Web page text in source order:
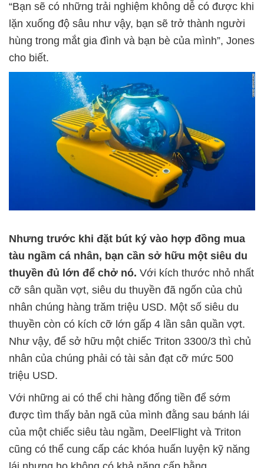
“Bạn sẽ có những trải nghiệm không dễ có được khi
lặn xuống độ sâu như vậy, bạn sẽ trở thành người
hùng trong mắt gia đình và bạn bè của mình”, Jones
cho biết.
Nhưng trước khi đặt bút ký vào hợp đồng mua
tàu ngầm cá nhân, bạn cần sở hữu một siêu du
thuyền đủ lớn để chở nó. Với kích thước nhỏ nhất
cỡ sân quần vợt, siêu du thuyền đã ngốn của chủ
nhân chúng hàng trăm triệu USD. Một số siêu du
thuyền còn có kích cỡ lớn gấp 4 lần sân quần vợt.
Như vậy, để sở hữu một chiếc Triton 3300/3 thì chủ
nhân của chúng phải có tài sản đạt cỡ mức 500
triệu USD.
Với những ai có thể chi hàng đống tiền để sớm
được tìm thấy bản ngã của mình đằng sau bánh lái
của một chiếc siêu tàu ngầm, DeelFlight và Triton
cũng có thể cung cấp các khóa huấn luyện kỹ năng